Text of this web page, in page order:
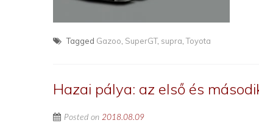
Tagged Gazoo SuperGT, supra ,Toyota
Hazai pálya: az első és
Posted on 2018.08.09